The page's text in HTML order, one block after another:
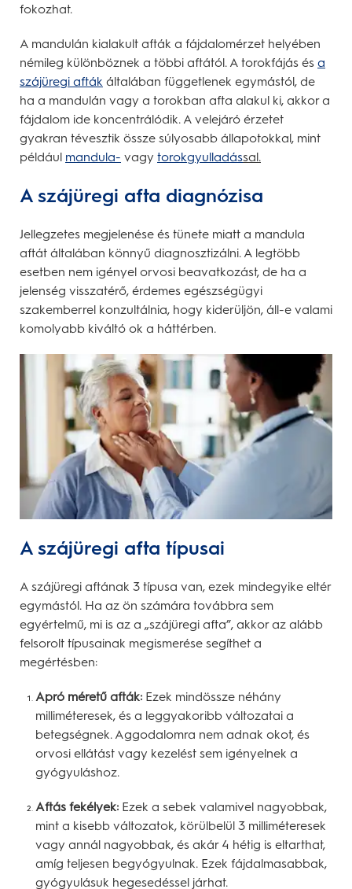
fokozhat.
A mandulán kialakult afták a fájdalomérzet helyében
némileg különböznek a többi aftától. A torokfájás és a
szájüregi afták általában függetlenek egymástól, de
ha a mandulán vagy a torokban afta alakul ki, akkor a
fájdalom ide koncentrálódik. A velejáró érzetet
gyakran tévesztik össze súlyosabb állapotokkal, mint
például mandula- vagy torokgyulladással.
A szájüregi afta diagnózisa
Jellegzetes megjelenése és tünete miatt a mandula
aftát általában könnyű diagnosztizálni. A legtöbb
esetben nem igényel orvosi beavatkozást, de ha a
jelenség visszatérő, érdemes egészségügyi
szakemberrel konzultálnia, hogy kiderüljön, áll-e valami
komolyabb kiváltó ok a háttérben.
A szájüregi afta típusai
A szájüregi aftának 3 típusa van, ezek mindegyike eltér
egymástól. Ha az ön számára továbbra sem
egyértelmű, mi is az a „szájüregi afta”, akkor az alább
felsorolt típusainak megismerése segíthet a
megértésben:
Apró méretű afták: Ezek mindössze néhány
milliméteresek, és a leggyakoribb változatai a
betegségnek. Aggodalomra nem adnak okot, és
orvosi ellátást vagy kezelést sem igényelnek a
gyógyuláshoz.
Aftás fekélyek: Ezek a sebek valamivel nagyobbak,
mint a kisebb változatok, körülbelül 3 milliméteresek
vagy annál nagyobbak, és akár 4 hétig is eltarthat,
amíg teljesen begyógyulnak. Ezek fájdalmasabbak,
gyógyulásuk hegesedéssel járhat.